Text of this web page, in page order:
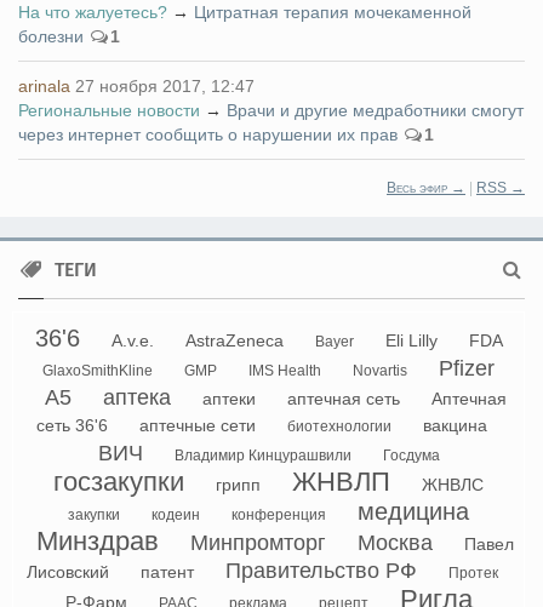
На что жалуетесь? → Цитратная терапия мочекаменной
болезни
1
arinala 27 ноября 2017, 12:47
Региональные новости → Врачи и другие медработники смогут
через интернет сообщить о нарушении их прав
1
Весь эфир → RSS →
ТЕГИ
36'6 A.v.e. AstraZeneca Bayer Eli Lilly FDA
GlaxoSmithKline GMP IMS Health Novartis
Pfizer
А5
аптека аптеки аптечная сеть
Аптечная
сеть 36'6
аптечные сети биотехнологии вакцина
ВИЧ Владимир Кинцурашвили Госдума
госзакупки грипп ЖНВЛП ЖНВЛС
закупки кодеин конференция медицина
Минздрав Минпромторг Москва
Павел
Лисовский
патент Правительство РФ Протек
Р-Фарм РААС реклама рецепт Ригла